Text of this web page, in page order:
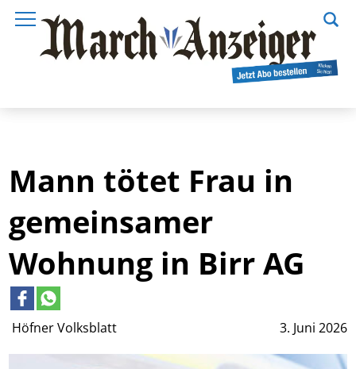
Höfner Volksblatt 3. Juni 2026
Mann tötet Frau in
gemeinsamer
Wohnung in Birr AG